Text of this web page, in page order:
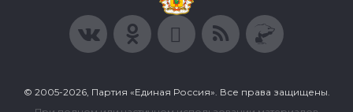
© 2005-2026, Партия «Единая Россия». Все права защищены.